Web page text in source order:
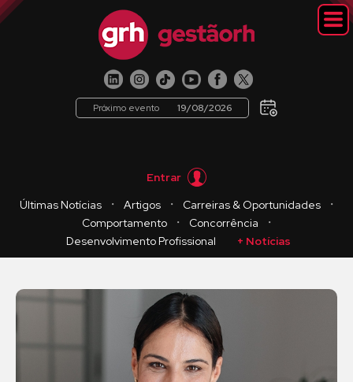
Próximo evento 19/08/2026
Entrar
Últimas Notícias
・ Artigos ・ Carreiras & Oportunidades
・
Comportamento
・ Concorrência
・
Desenvolvimento Profissional
+ Notícias